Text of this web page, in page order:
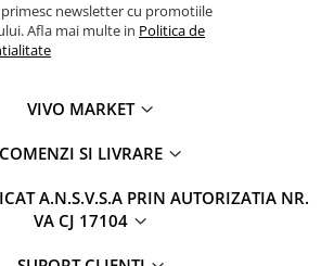
primesc newsletter cu promotiile
Afla mai multe in Politica de
VIVO MARKET
COMENZI SI LIVRARE
A.N.S.V.S.A PRIN AUTORIZATIA NR.
VA CJ 17104